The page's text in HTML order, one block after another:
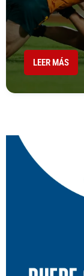
LEER MÁS